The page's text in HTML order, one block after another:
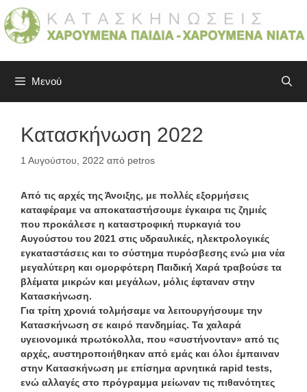
Μετάβαση
σε
περιεχόμενο
Μενού
Κατασκήνωση 2022
1 Αυγούστου, 2022 από petros
Aπό τις αρχές της Άνοιξης, με πολλές εξορμήσεις
καταφέραμε να αποκαταστήσουμε έγκαιρα τις ζημιές
που προκάλεσε η καταστροφική πυρκαγιά του
Αυγούστου του 2021 στις υδραυλικές, ηλεκτρολογικές
εγκαταστάσεις και το σύστημα πυρόσβεσης ενώ μια νέα
μεγαλύτερη και ομορφότερη Παιδική Χαρά τραβούσε τα
βλέματα μικρών και μεγάλων, μόλις έφταναν στην
Κατασκήνωση.
Για τρίτη χρονιά τολμήσαμε να λειτουργήσουμε την
Κατασκήνωση σε καιρό πανδημίας. Τα χαλαρά
υγειονομικά πρωτόκολλα, που «συστήνονταν» από τις
αρχές, αυστηροποιήθηκαν από εμάς και όλοι έμπαιναν
στην Κατασκήνωση με επίσημα αρνητικά rapid tests,
ενώ αλλαγές στο πρόγραμμα μείωναν τις πιθανότητες